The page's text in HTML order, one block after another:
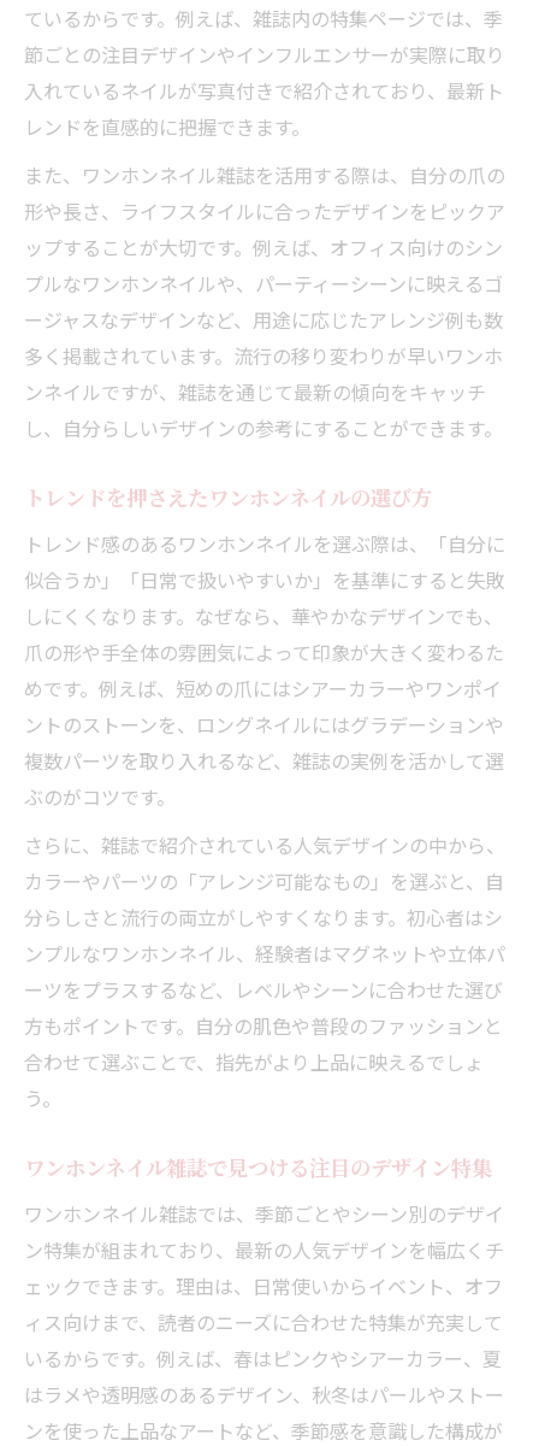
ているからです。例えば、雑誌内の特集ページでは、季
節ごとの注目デザインやインフルエンサーが実際に取り
入れているネイルが写真付きで紹介されており、最新ト
レンドを直感的に把握できます。
また、ワンホンネイル雑誌を活用する際は、自分の爪の
形や長さ、ライフスタイルに合ったデザインをピックア
ップすることが大切です。例えば、オフィス向けのシン
プルなワンホンネイルや、パーティーシーンに映えるゴ
ージャスなデザインなど、用途に応じたアレンジ例も数
多く掲載されています。流行の移り変わりが早いワンホ
ンネイルですが、雑誌を通じて最新の傾向をキャッチ
し、自分らしいデザインの参考にすることができます。
トレンドを押さえたワンホンネイルの選び方
トレンド感のあるワンホンネイルを選ぶ際は、「自分に
似合うか」「日常で扱いやすいか」を基準にすると失敗
しにくくなります。なぜなら、華やかなデザインでも、
爪の形や手全体の雰囲気によって印象が大きく変わるた
めです。例えば、短めの爪にはシアーカラーやワンポイ
ントのストーンを、ロングネイルにはグラデーションや
複数パーツを取り入れるなど、雑誌の実例を活かして選
ぶのがコツです。
さらに、雑誌で紹介されている人気デザインの中から、
カラーやパーツの「アレンジ可能なもの」を選ぶと、自
分らしさと流行の両立がしやすくなります。初心者はシ
ンプルなワンホンネイル、経験者はマグネットや立体パ
ーツをプラスするなど、レベルやシーンに合わせた選び
方もポイントです。自分の肌色や普段のファッションと
合わせて選ぶことで、指先がより上品に映えるでしょ
う。
ワンホンネイル雑誌で見つける注目のデザイン特集
ワンホンネイル雑誌では、季節ごとやシーン別のデザイ
ン特集が組まれており、最新の人気デザインを幅広くチ
ェックできます。理由は、日常使いからイベント、オフ
ィス向けまで、読者のニーズに合わせた特集が充実して
いるからです。例えば、春はピンクやシアーカラー、夏
はラメや透明感のあるデザイン、秋冬はパールやストー
ンを使った上品なアートなど、季節感を意識した構成が